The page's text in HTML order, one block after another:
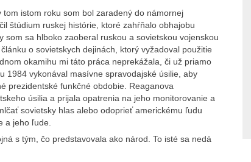
istom roku som bol zaradený do námornej
štúdium ruskej histórie, ktoré zahŕňalo obhajobu
som sa hlboko zaoberal ruskou a sovietskou vojenskou
o sovietskych dejinách, ktorý vyžadoval použitie
okamihu mi táto práca neprekážala, či už priamo
1984 vykonával masívne spravodajské úsilie, aby
prezidentské funkčné obdobie. Reaganova
úsilia a prijala opatrenia na jeho monitorovanie a
sovietsky hlas alebo odoprieť americkému ľudu
a jeho ľude.
s tým, čo predstavovala ako národ. To isté sa nedá